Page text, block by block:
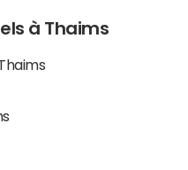
à Thaims